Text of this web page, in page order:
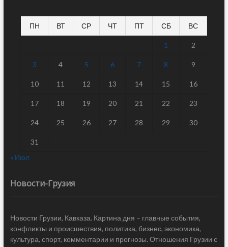
ПН ВТ СР ЧТ ПТ СБ ВС
1 2
3 4 5 6 7 8 9
10 11 12 13 14 15 16
17 18 19 20 21 22 23
24 25 26 27 28 29 30
31
« Июл
Новости-Грузия
Новости Грузии, Кавказа. Картина дня – главные события,
конфликты и происшествия, политика, бизнес, экономика,
культура, спорт, комментарии и прогнозы. Отношения Грузии с